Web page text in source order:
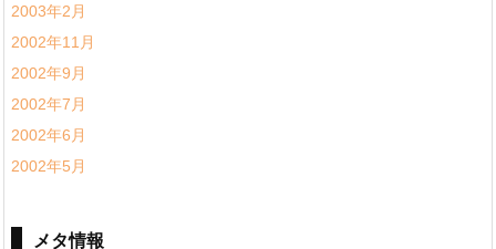
2003年2月
2002年11月
2002年9月
2002年7月
2002年6月
2002年5月
メタ情報